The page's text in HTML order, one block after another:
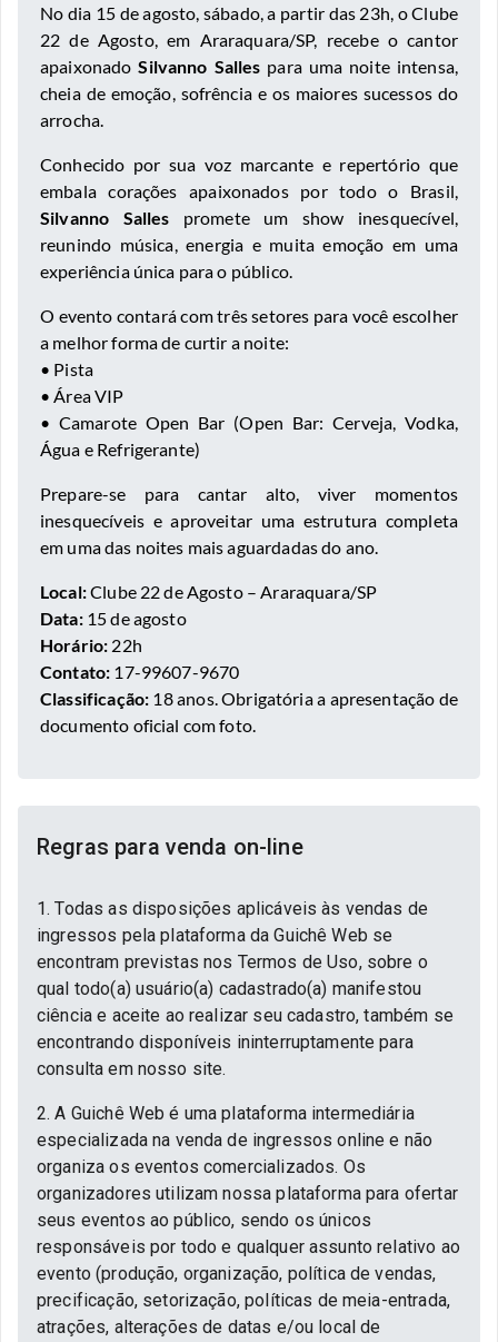
No dia 15 de agosto, sábado, a partir das 23h, o Clube
22 de Agosto, em Araraquara/SP, recebe o cantor
apaixonadoSilvanno Salles para uma noite intensa,
cheia de emoção, sofrência e os maiores sucessos do
arrocha.
Conhecido por sua voz marcante e repertório que
embala corações apaixonados por todo o Brasil,
Silvanno Salles promete um show inesquecível,
reunindo música, energia e muita emoção em uma
experiência única para o público.
O evento contará com três setores para você escolher
a melhor forma de curtir a noite:
• Pista
• Área VIP
• Camarote Open Bar (Open Bar: Cerveja, Vodka,
Água e Refrigerante)
Prepare-se para cantar alto, viver momentos
inesquecíveis e aproveitar uma estrutura completa
em uma das noites mais aguardadas do ano.
Local:Clube 22 de Agosto – Araraquara/SP
Data:15 de agosto
Horário: 22h
Contato: 17-99607-9670
Classificação: 18 anos. Obrigatória a apresentação de
documento oficial com foto.
Regras para venda on-line
1. Todas as disposições aplicáveis às vendas de
ingressos pela plataforma da Guichê Web se
encontram previstas nos Termos de Uso, sobre o
qual todo(a) usuário(a) cadastrado(a) manifestou
ciência e aceite ao realizar seu cadastro, também se
encontrando disponíveis ininterruptamente para
consulta em nosso site.
2. A Guichê Web é uma plataforma intermediária
especializada na venda de ingressos online e não
organiza os eventos comercializados. Os
organizadores utilizam nossa plataforma para ofertar
seus eventos ao público, sendo os únicos
responsáveis por todo e qualquer assunto relativo ao
evento (produção, organização, política de vendas,
precificação, setorização, políticas de meia-entrada,
atrações, alterações de datas e/ou local de